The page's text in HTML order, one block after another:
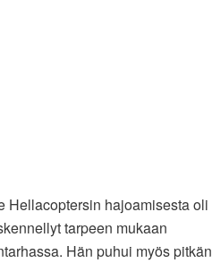
Hellacoptersin hajoamisesta oli
tarpeen mukaan
Hän puhui myös pitkän